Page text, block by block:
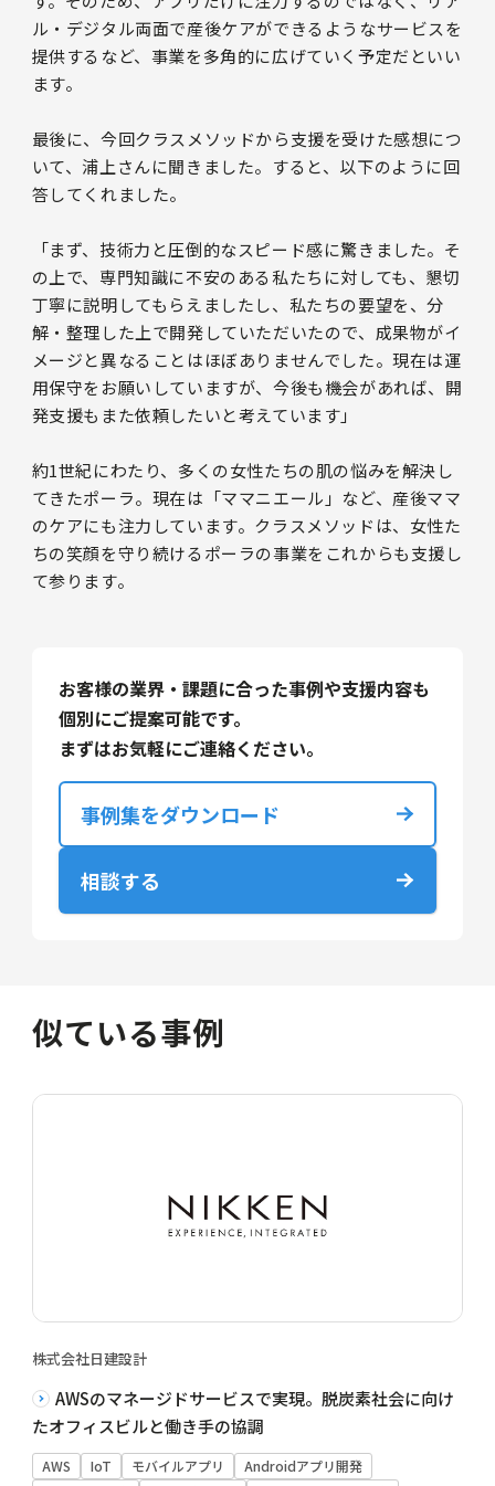
ル・デジタル両面で産後ケアができるようなサービスを
提供するなど、事業を多角的に広げていく予定だといい
ます。
最後に、今回クラスメソッドから支援を受けた感想につ
いて、浦上さんに聞きました。すると、以下のように回
答してくれました。
「まず、技術力と圧倒的なスピード感に驚きました。そ
の上で、専門知識に不安のある私たちに対しても、懇切
丁寧に説明してもらえましたし、私たちの要望を、分
解・整理した上で開発していただいたので、成果物がイ
メージと異なることはほぼありませんでした。現在は運
用保守をお願いしていますが、今後も機会があれば、開
発支援もまた依頼したいと考えています」
約1世紀にわたり、多くの女性たちの肌の悩みを解決し
てきたポーラ。現在は「ママニエール」など、産後ママ
のケアにも注力しています。クラスメソッドは、女性た
ちの笑顔を守り続けるポーラの事業をこれからも支援し
て参ります。
お客様の業界・課題に合った事例や支援内容も
個別にご提案可能です。
まずはお気軽にご連絡ください。
事例集をダウンロード
相談する
似ている事例
株式会社日建設計
AWSのマネージドサービスで実現。脱炭素社会に向け
たオフィスビルと働き手の協調
AWS IoT モバイルアプリ
Androidアプリ開発